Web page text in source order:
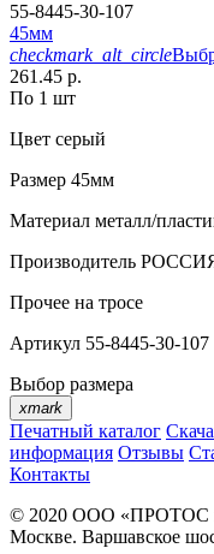
55-8445-30-107
45мм
checkmark_alt_circle
261.45 р.
По 1 шт
Цвет серый
Размер 45мм
Материал металл/
Производитель
Прочее на тросе
Артикул 55-8445-30-107
Выбор размера
xmark
Печатный каталог
информация Отзывы
Контакты
© 2020 ООО «ПРОТОС
Москве. Варшавское